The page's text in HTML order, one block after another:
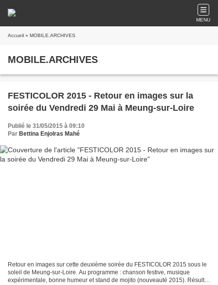
MENU
Accueil » MOBILE.ARCHIVES
MOBILE.ARCHIVES
FESTICOLOR 2015 - Retour en images sur la
soirée du Vendredi 29 Mai à Meung-sur-Loire
Publié le 31/05/2015 à 09:10
Par Bettina Enjolras Mahé
Retour en images sur cette deuxième soirée du FESTICOLOR 2015 sous le
soleil de Meung-sur-Loire. Au programme : chanson festive, musique
expérimentale, bonne humeur et stand de mojito (nouveauté 2015). Résultat